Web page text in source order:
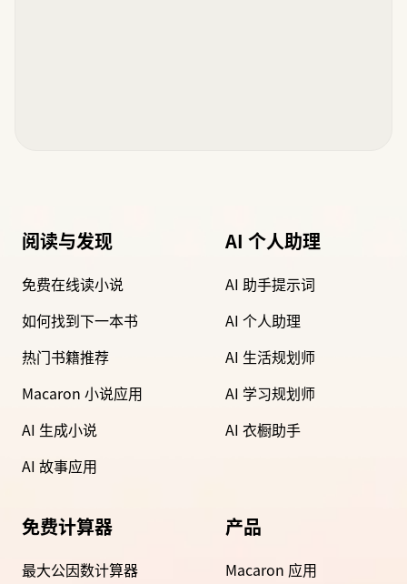
阅读与发现
免费在线读小说
如何找到下一本书
热门书籍推荐
Macaron 小说应用
AI 生成小说
AI 故事应用
AI 个人助理
AI 助手提示词
AI 个人助理
AI 生活规划师
AI 学习规划师
AI 衣橱助手
免费计算器
最大公因数计算器
产品
Macaron 应用